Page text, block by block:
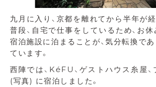
九月に入り、京都を離れてから半年が
普段、自宅で仕事をしているため、お
宿泊施設に泊まることが、気分転換で
ています。
西陣では、KéFU、ゲストハウス糸屋
(写真) に宿泊しました。